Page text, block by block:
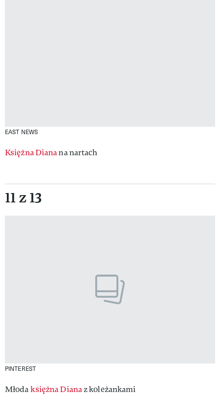
EAST NEWS
Księżna Dianana nartach
11 z 13
PINTEREST
Młodaksiężna Dianaz koleżankami